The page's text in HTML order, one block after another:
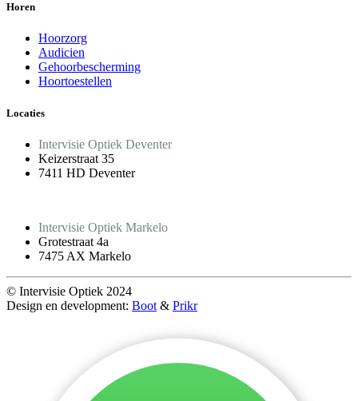
Horen
Hoorzorg
Audicien
Gehoorbescherming
Hoortoestellen
Locaties
Intervisie Optiek Deventer
Keizerstraat 35
7411 HD Deventer
Intervisie Optiek Markelo
Grotestraat 4a
7475 AX Markelo
© Intervisie Optiek 2024
Design en development: Boot & Prikr